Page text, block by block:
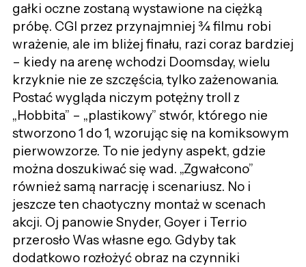
gałki oczne zostaną wystawione na ciężką
próbę. CGI przez przynajmniej ¾ filmu robi
wrażenie, ale im bliżej finału, razi coraz bardziej
– kiedy na arenę wchodzi Doomsday, wielu
krzyknie nie ze szczęścia, tylko zażenowania.
Postać wygląda niczym potężny troll z
„Hobbita” – „plastikowy” stwór, którego nie
stworzono 1 do 1, wzorując się na komiksowym
pierwowzorze. To nie jedyny aspekt, gdzie
można doszukiwać się wad. „Zgwałcono”
również samą narrację i scenariusz. No i
jeszcze ten chaotyczny montaż w scenach
akcji. Oj panowie Snyder, Goyer i Terrio
przerosło Was własne ego. Gdyby tak
dodatkowo rozłożyć obraz na czynniki